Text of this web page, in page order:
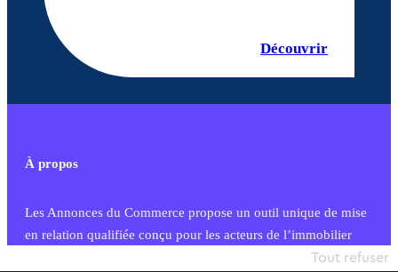
Découvrir
À propos
Les Annonces du Commerce propose un outil unique de mise
en relation qualifiée conçu pour les acteurs de l’immobilier
commercial et les collectivités territoriales, simple et intégrant
Tout refuser